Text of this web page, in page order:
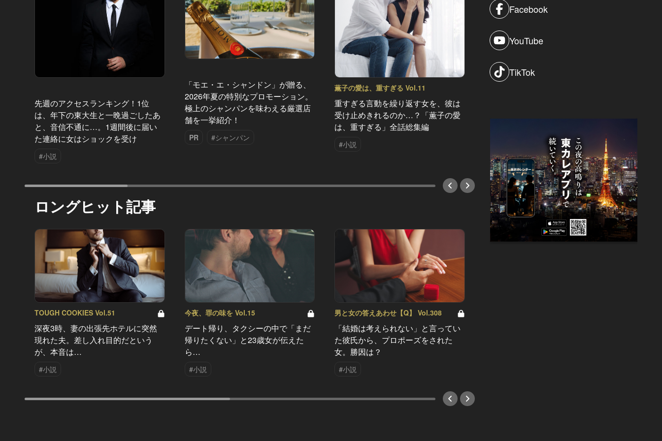
先週のアクセスランキング！1位
は、年下の東大生と一晩過ごしたあ
と、音信不通に…。1週間後に届い
た連絡に女はショックを受け
#小説
「モエ・エ・シャンドン」が贈る、
2026年夏の特別なプロモーション。
極上のシャンパンを味わえる厳選店
舗を一挙紹介！
PR #シャンパン
薫子の愛は、重すぎる Vol.11
重すぎる言動を繰り返す女を、彼は
受け止めきれるのか…？「薫子の愛
は、重すぎる」全話総集編
#小説
ロングヒット記事
TOUGH COOKIES Vol.51
深夜3時、妻の出張先ホテルに突然
現れた夫。差し入れ目的だという
が、本音は…
#小説
今夜、罪の味を Vol.15
デート帰り、タクシーの中で「まだ
帰りたくない」と23歳女が伝えた
ら…
#小説
男と女の答えあわせ【Q】 Vol.308
「結婚は考えられない」と言ってい
た彼氏から、プロポーズをされた
女。勝因は？
#小説
Facebook
YouTube
TikTok